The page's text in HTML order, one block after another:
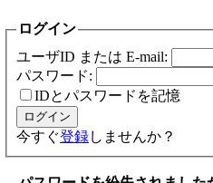
ログイン
ユーザID または E-mail:
パスワード:
IDとパスワードを記憶
今すぐ登録しませんか？